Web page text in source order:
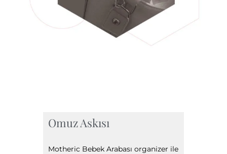
Omuz Askısı
Motheric Bebek Arabası organizer ile